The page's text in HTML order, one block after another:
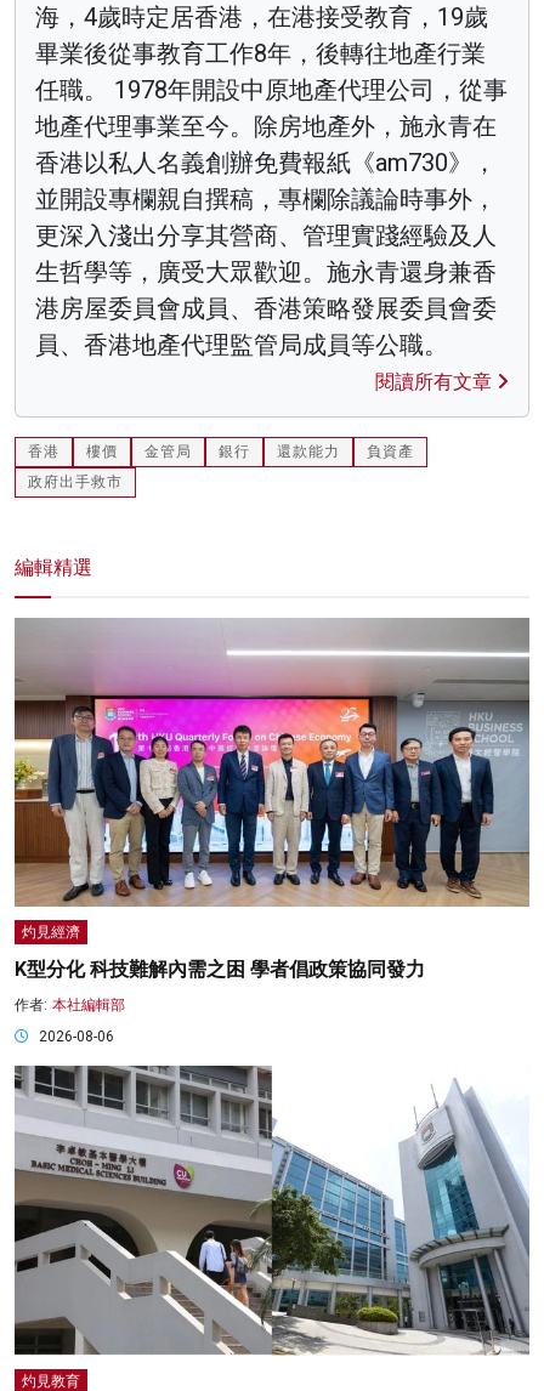
海，4歲時定居香港，在港接受教育，19歲
畢業後從事教育工作8年，後轉往地產行業
任職。 1978年開設中原地產代理公司，從事
地產代理事業至今。除房地產外，施永青在
香港以私人名義創辦免費報紙《am730》，
並開設專欄親自撰稿，專欄除議論時事外，
更深入淺出分享其營商、管理實踐經驗及人
生哲學等，廣受大眾歡迎。施永青還身兼香
港房屋委員會成員、香港策略發展委員會委
員、香港地產代理監管局成員等公職。
閱讀所有文章
香港 樓價 金管局 銀行 還款能力
負資產
政府出手救市
編輯精選
灼見經濟
K型分化 科技難解內需之困 學者倡政策協同發力
作者: 本社編輯部
2026-08-06
灼見教育